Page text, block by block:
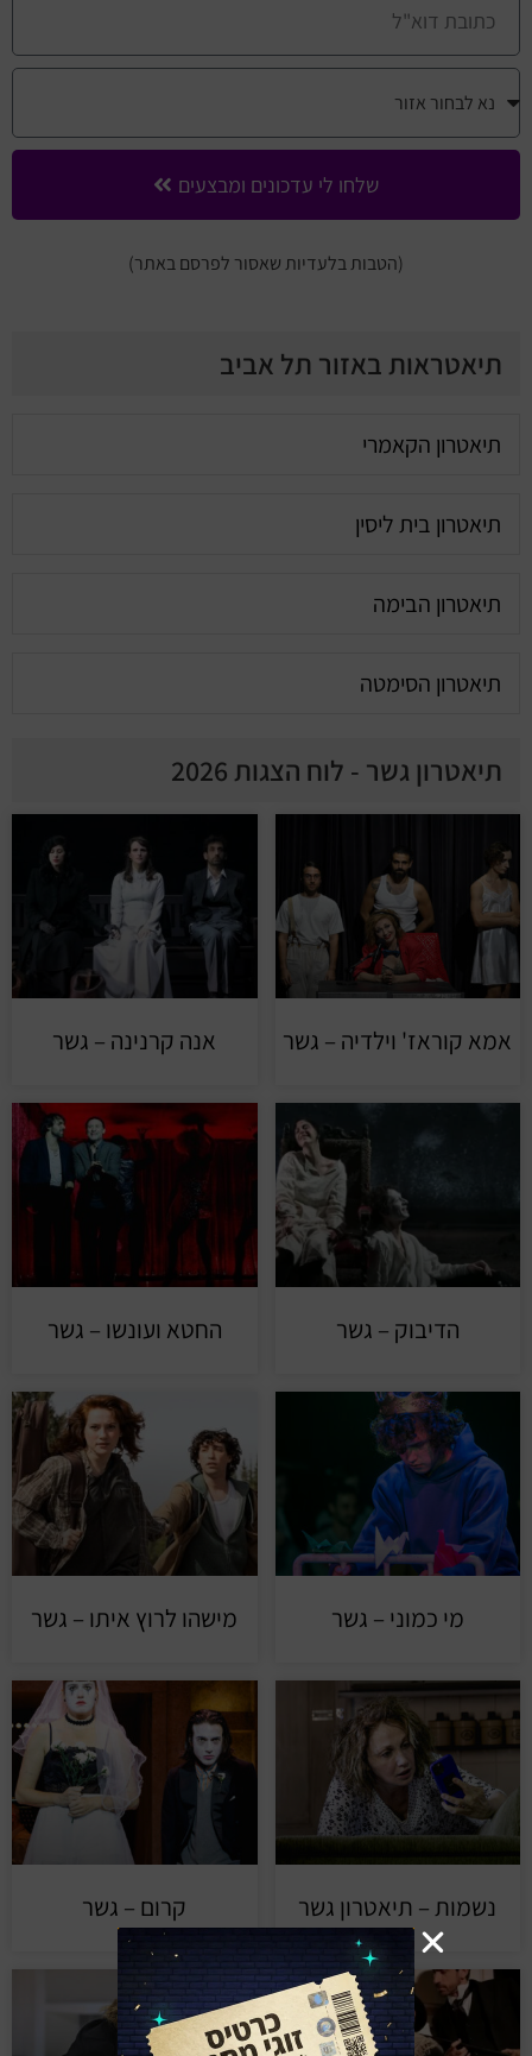
שלחו לי עדכונים ומבצעים
(הטבות בלעדיות שאסור לפרסם באתר)
תיאטראות באזור תל אביב
תיאטרון הקאמרי
תיאטרון בית ליסין
תיאטרון הבימה
תיאטרון הסימטה
תיאטרון גשר - לוח הצגות 2026
אמא קוראז' וילדיה – גשר אנה קרנינה – גשר
הדיבוק – גשר החטא ועונשו – גשר
מי כמוני – גשר מישהו לרוץ איתו – גשר
נשמות – תיאטרון גשר קרום – גשר